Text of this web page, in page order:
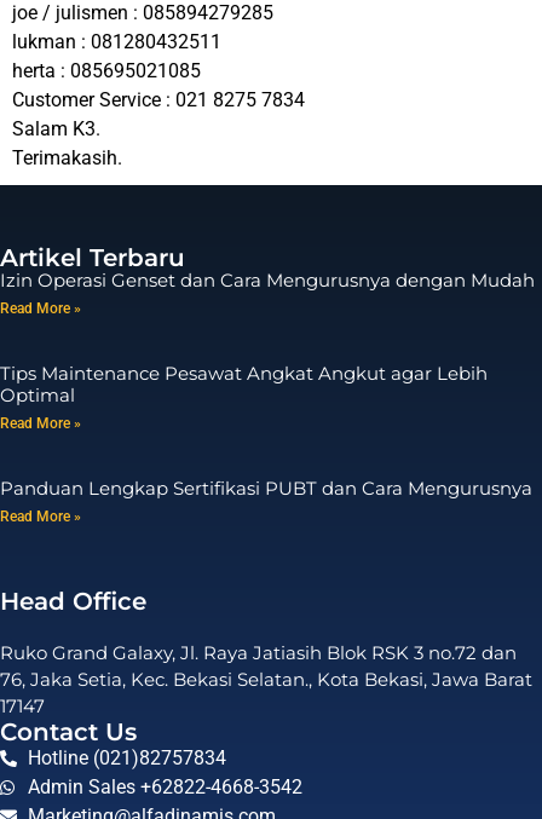
joe / julismen : 085894279285
lukman : 081280432511
herta : 085695021085
Customer Service : 021 8275 7834
Salam K3.
Terimakasih.
Artikel Terbaru
Izin Operasi Genset dan Cara Mengurusnya dengan Mudah
Read More »
Tips Maintenance Pesawat Angkat Angkut agar Lebih
Optimal
Read More »
Panduan Lengkap Sertifikasi PUBT dan Cara Mengurusnya
Read More »
Head Office
Ruko Grand Galaxy, Jl. Raya Jatiasih Blok RSK 3 no.72 dan
76, Jaka Setia, Kec. Bekasi Selatan., Kota Bekasi, Jawa Barat
17147
Contact Us
Hotline (021)82757834
Admin Sales +62822-4668-3542